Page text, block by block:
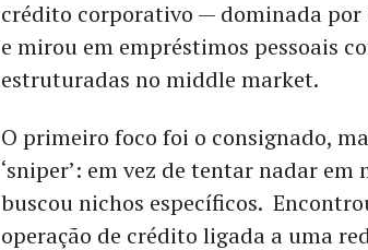
crédito corporativo — dominada por
e mirou em empréstimos pessoais
estruturadas no middle market.
O primeiro foco foi o consignado,
‘sniper’: em vez de tentar nadar
buscou nichos específicos.
operação de crédito ligada a uma